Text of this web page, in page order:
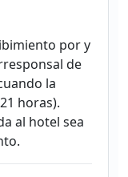
por y
de
la
horas).
al hotel sea